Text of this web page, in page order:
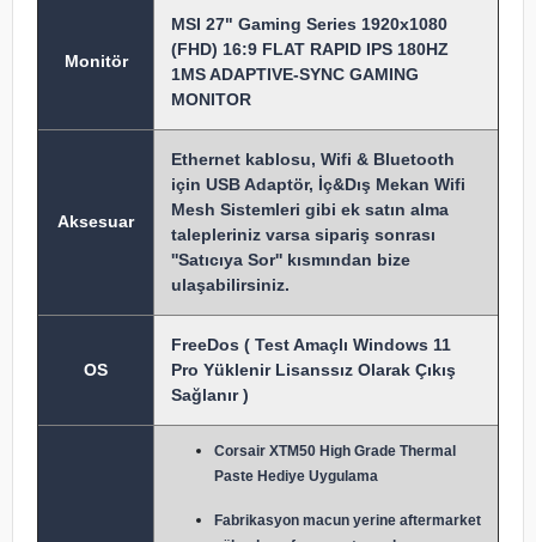
Monitör
MSI 27" Gaming Series 1920x1080
(FHD) 16:9 FLAT RAPID IPS 180HZ
1MS ADAPTIVE-SYNC GAMING
MONITOR
Aksesuar
Ethernet kablosu, Wifi & Bluetooth
için USB Adaptör, İç&Dış Mekan Wifi
Mesh Sistemleri gibi ek satın alma
talepleriniz varsa sipariş sonrası
''Satıcıya Sor'' kısmından bize
ulaşabilirsiniz.
OS
FreeDos ( Test Amaçlı Windows 11
Pro Yüklenir Lisanssız Olarak Çıkış
Sağlanır )
Corsair XTM50 High Grade Thermal
Paste Hediye Uygulama
Fabrikasyon macun yerine aftermarket